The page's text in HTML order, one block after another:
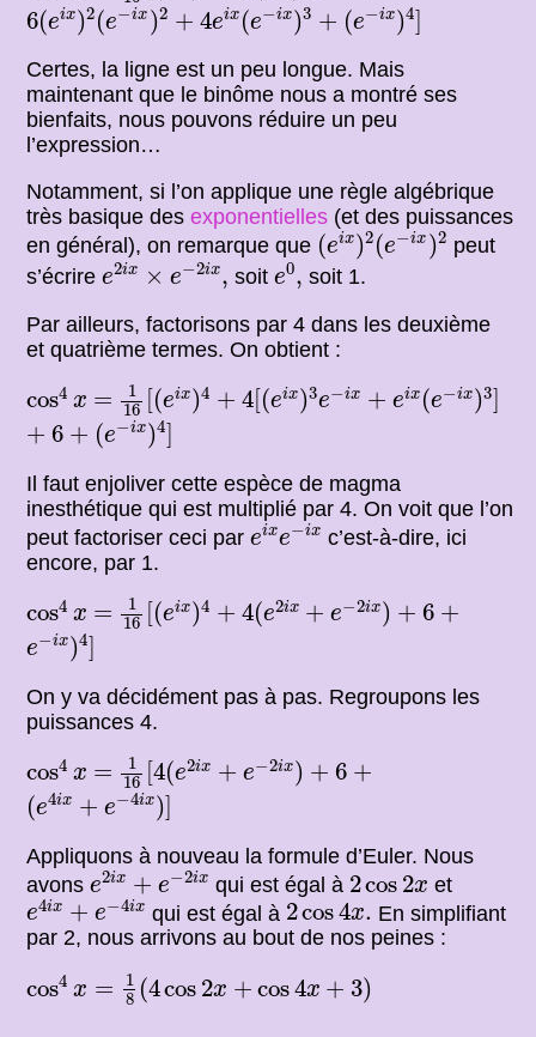
6(eix)2(e−ix )2
6( eix)2 e−ix) 2
+
+ 4eix (e−ix)3
4 eix( e −ix) +
+ (e−ix)4]
(e −ix)4
Certes, la ligne est un peu longue. Mais
maintenant que le binôme nous a montré ses
bienfaits, nous pouvons réduire un peu
l’expression…
Notamment, si l’on applique une règle algébrique
très basique desexponentielles (et des puissances
en général), on remarque que (eix)2(e−ix )2
(eix)2(e −ix)2
peut
s’écriree2ix × e−2ix,
e2ix×e−2ix,
soit e0,
e0
soit 1.
Par ailleurs, factorisons par 4 dans les deuxième
et quatrième termes. On obtient :
cos4 x
cos =
=
1
16 [(eix)4
116[ eix)
+
+ 4[(eix)3e−ix
4[( eix)3 −i +
+ eix (e−ix)3]
eix( −ix)3
+
+ 6
6 +
+ (e−ix)4]
( −ix)4
Il faut enjoliver cette espèce de magma
inesthétique qui est multiplié par 4. On voit que l’on
peut factoriser ceci pareixe−ix
eixe −ix
c’est-à-dire, ici
encore, par 1.
cos4 x
cos =
=
1
16 [(eix)4
116[ eix)
+
+ 4(e2ix + e−2ix)
4 ( e2ix + 2ix +
+ 6
6 +
+
e−ix)4]
−ix)4
On y va décidément pas à pas. Regroupons les
puissances 4.
cos4 x
cos =
=
1
16 [4(e2ix
116 [ 4 (e2
+
+ e−2ix)
−2ix +
+ 6
6 +
+
(e4ix + e−4ix)]
( e4ix + −4ix)]
Appliquons à nouveau la formule d’Euler. Nous
avonse2ix + e−2ix
e2ix + e−2ix
qui est égal à 2cos 2x
2 cos2x et
e4ix + e−4ix
e4ix+ e 4ix
qui est égal à 2cos4x.
2cos 4x
En simplifiant
par 2, nous arrivons au bout de nos peines :
cos4 x =
1
8 (4cos 2x + cos4x + 3)
cos 8 (4 2 x